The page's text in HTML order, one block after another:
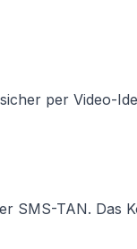
per Video-
SMS-TAN.